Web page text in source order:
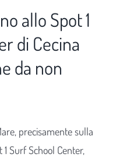
allo Spot 1
di Cecina
da non
precisamente sulla
Surf School Center,